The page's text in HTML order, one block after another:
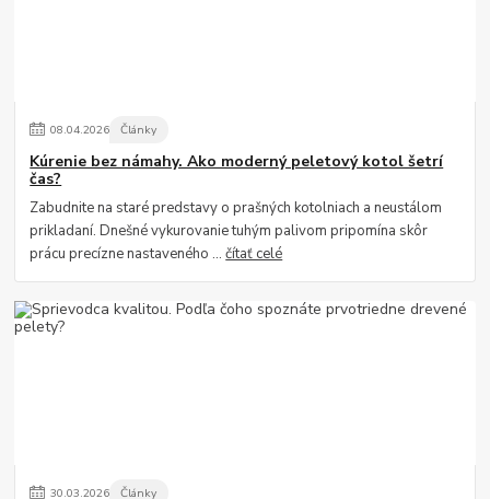
08.04.2026 Články
Kúrenie bez námahy. Ako moderný peletový kotol šetrí
čas?
Zabudnite na staré predstavy o prašných kotolniach a neustálom
prikladaní. Dnešné vykurovanie tuhým palivom pripomína skôr
prácu precízne nastaveného ...čítať celé
30.03.2026 Články